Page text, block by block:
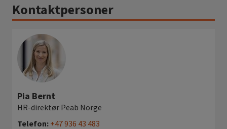
Kontaktpersoner
Pia Bernt
HR-direktør Peab Norge
Telefon: +47 936 43 483